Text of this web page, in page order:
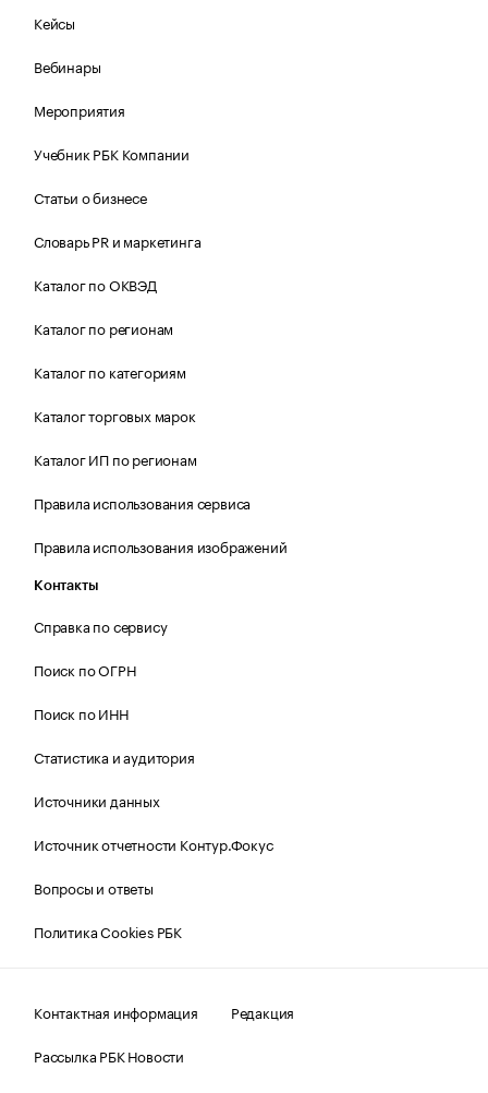
Кейсы
Вебинары
Мероприятия
Учебник РБК Компании
Статьи о бизнесе
Словарь PR и маркетинга
Каталог по ОКВЭД
Каталог по регионам
Каталог по категориям
Каталог торговых марок
Каталог ИП по регионам
Правила использования сервиса
Правила использования изображений
Контакты
Справка по сервису
Поиск по ОГРН
Поиск по ИНН
Статистика и аудитория
Источники данных
Источник отчетности Контур.Фокус
Вопросы и ответы
Политика Cookies РБК
Контактная информация
Редакция
Рассылка РБК Новости